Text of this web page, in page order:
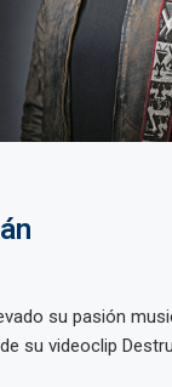
su pasión
su videoclip